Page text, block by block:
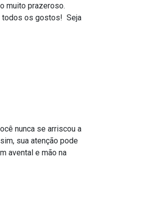
muito prazeroso.
todos os gostos! Seja
nunca se arriscou a
sua atenção pode
avental e mão na